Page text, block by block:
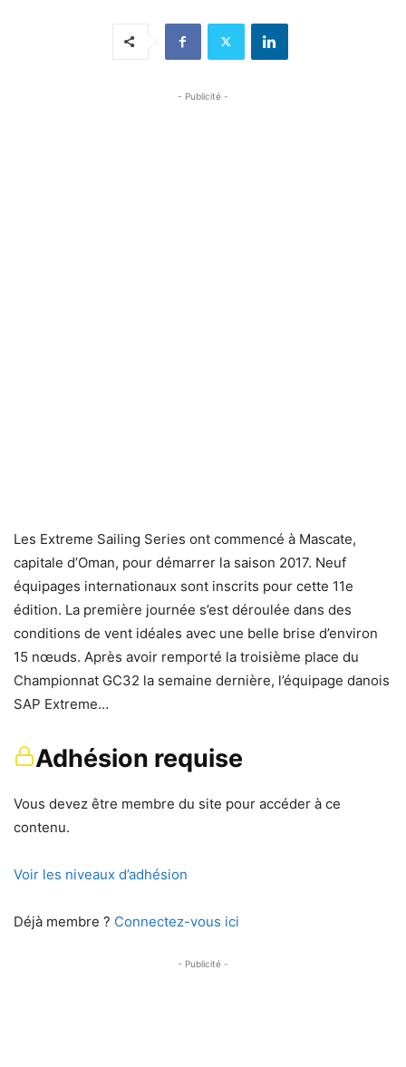
- Publicité -
Les Extreme Sailing Series ont commencé à Mascate,
capitale d’Oman, pour démarrer la saison 2017. Neuf
équipages internationaux sont inscrits pour cette 11e
édition. La première journée s’est déroulée dans des
conditions de vent idéales avec une belle brise d’environ
15 nœuds. Après avoir remporté la troisième place du
Championnat GC32 la semaine dernière, l’équipage danois
SAP Extreme…
Adhésion requise
Vous devez être membre du site pour accéder à ce
contenu.
Voir les niveaux d’adhésion
Déjà membre ? Connectez-vous ici
- Publicité -